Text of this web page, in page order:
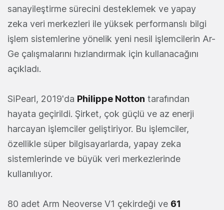
sanayileştirme sürecini desteklemek ve yapay
zeka veri merkezleri ile yüksek performanslı bilgi
işlem sistemlerine yönelik yeni nesil işlemcilerin Ar-
Ge çalışmalarını hızlandırmak için kullanacağını
açıkladı.
SiPearl, 2019'da Philippe Notton tarafından
hayata geçirildi. Şirket, çok güçlü ve az enerji
harcayan işlemciler geliştiriyor. Bu işlemciler,
özellikle süper bilgisayarlarda, yapay zeka
sistemlerinde ve büyük veri merkezlerinde
kullanılıyor.
80 adet Arm Neoverse V1 çekirdeği ve 61